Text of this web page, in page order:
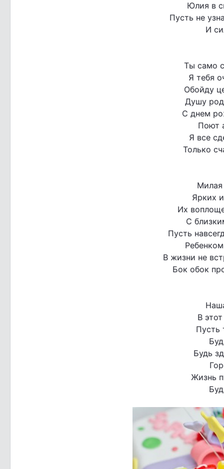
Юлия в
Пусть не
И
Ты само
Я тебя
Обойду
Душу
С днем
Поют
Я все
Только
Ярких
Их
С
Пусть
В жизни не
Бок обок
В
Пусть
Будь
Жизнь